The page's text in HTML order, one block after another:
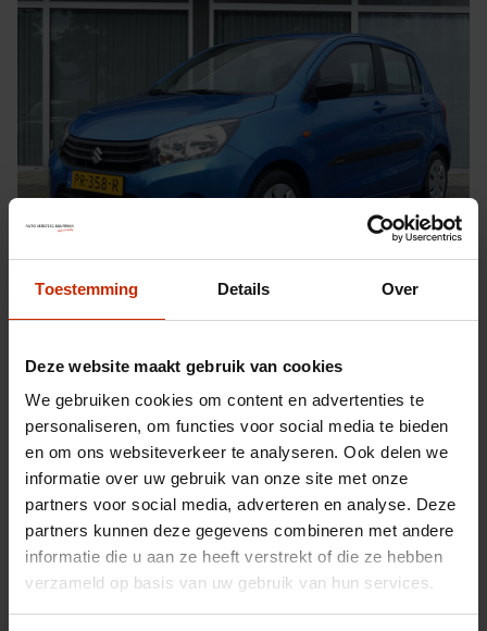
Toestemming Details Over
Deze website maakt gebruik van cookies
We gebruiken cookies om content en advertenties te
personaliseren, om functies voor social media te bieden
en om ons websiteverkeer te analyseren. Ook delen we
informatie over uw gebruik van onze site met onze
partners voor social media, adverteren en analyse. Deze
partners kunnen deze gegevens combineren met andere
informatie die u aan ze heeft verstrekt of die ze hebben
verzameld op basis van uw gebruik van hun services.
1.0 Dynamic
59.956 Benzine 2017 Schakel
Kopen € 8.740,-
Deventer